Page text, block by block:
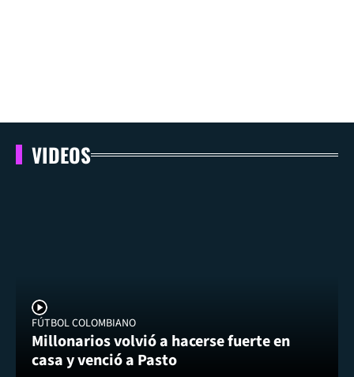
VIDEOS
FÚTBOL COLOMBIANO
Millonarios volvió a hacerse fuerte en
casa y venció a Pasto